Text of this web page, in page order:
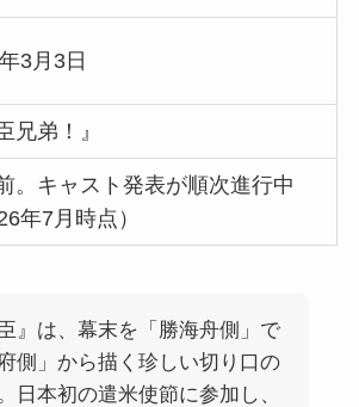
3月3日
兄弟！』
。キャスト発表が順次進行中
年7月時点）
』は、幕末を「勝海舟側」で
側」から描く珍しい切り口の
日本初の遣米使節に参加し、